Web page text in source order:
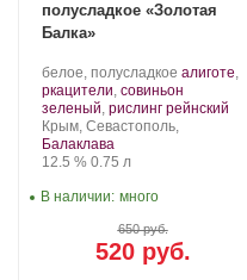
полусладкое «Золотая
Балка»
Производитель:
Золотая
Балка.
белое, полусладкое .
Сорт
винограда:
алиготе,
ркацители, совиньон
зеленый, рислинг рейнский
Регион:
Крым, Севастополь,
Балаклава
Крепость
12.5 %. Объем
0.75 л
520 руб.
650 руб.
В наличии: много